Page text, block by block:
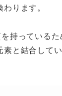
ります。
持っている
と結合して